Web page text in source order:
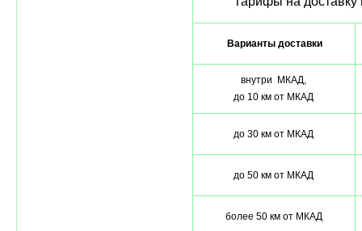
Варианты доставки
внутри МКАД,
до 10 км от МКАД
до 30 км от МКАД
до 50 км от МКАД
более 50 км от МКАД